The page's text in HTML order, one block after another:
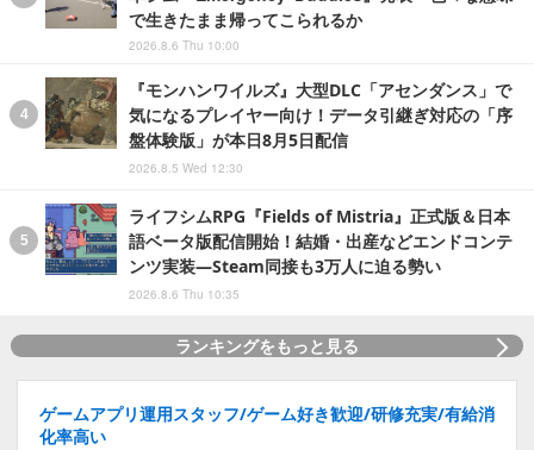
で生きたまま帰ってこられるか
2026.8.6 Thu 10:00
『モンハンワイルズ』大型DLC「アセンダンス」で
気になるプレイヤー向け！データ引継ぎ対応の「序
盤体験版」が本日8月5日配信
2026.8.5 Wed 12:30
ライフシムRPG『Fields of Mistria』正式版＆日本
語ベータ版配信開始！結婚・出産などエンドコンテ
ンツ実装―Steam同接も3万人に迫る勢い
2026.8.6 Thu 10:35
ランキングをもっと見る
ゲームアプリ運用スタッフ/ゲーム好き歓迎/研修充実/有給消
化率高い